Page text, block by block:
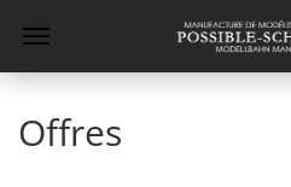
Offres